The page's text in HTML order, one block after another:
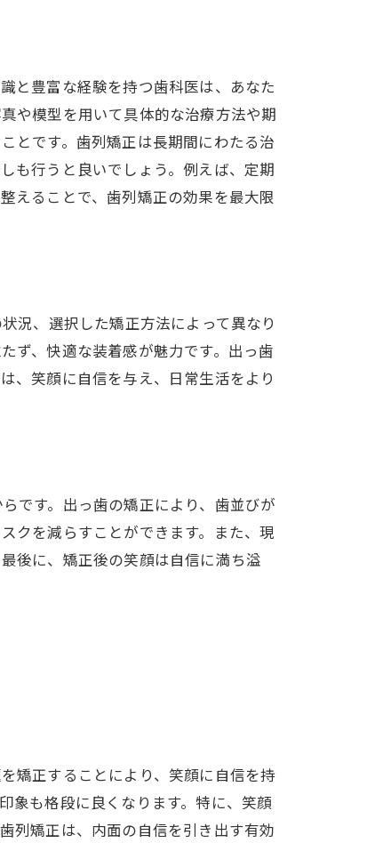
と豊富な経験を持つ歯科医は、あなた
や模型を用いて具体的な治療方法や期
とです。歯列矯正は長期間にわたる治
も行うと良いでしょう。例えば、定期
えることで、歯列矯正の効果を最大限
況、選択した矯正方法によって異なり
ず、快適な装着感が魅力です。出っ歯
、笑顔に自信を与え、日常生活をより
です。出っ歯の矯正により、歯並びが
クを減らすことができます。また、現
後に、矯正後の笑顔は自信に満ち溢
矯正することにより、笑顔に自信を持
象も格段に良くなります。特に、笑顔
列矯正は、内面の自信を引き出す有効